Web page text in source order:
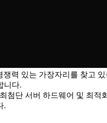
력 있는 가장자리를 찾고
니다.
첨단 서버 하드웨어 및 최
.